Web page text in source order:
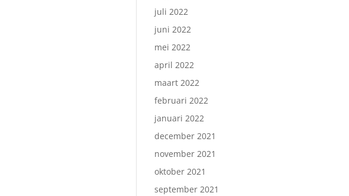
juli 2022
juni 2022
mei 2022
april 2022
maart 2022
februari 2022
januari 2022
december 2021
november 2021
oktober 2021
september 2021